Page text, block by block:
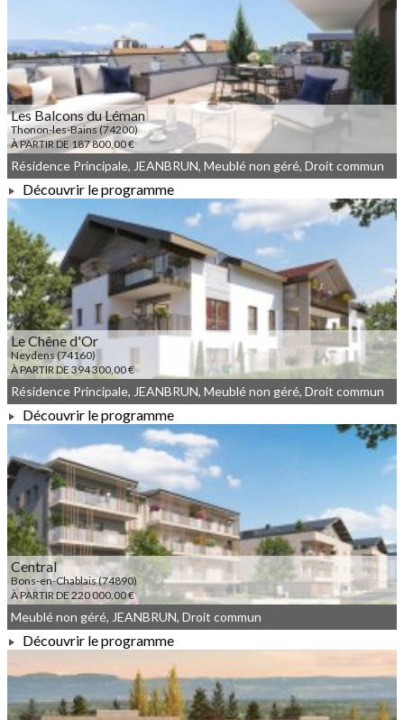
À PARTIR DE 251 000,00 €
Les Balcons du Léman
Thonon-les-Bains (74200)
À PARTIR DE 187 800,00 €
À PARTIR DE 187 800,00 €
Résidence Principale, JEANBRUN, Meublé non géré, Droit commun
Découvrir le programme
Le Chêne d'Or
Neydens (74160)
À PARTIR DE 394 300,00 €
À PARTIR DE 394 300,00 €
Résidence Principale, JEANBRUN, Meublé non géré, Droit commun
Découvrir le programme
Central
Bons-en-Chablais (74890)
À PARTIR DE 220 000,00 €
À PARTIR DE 220 000,00 €
Meublé non géré, JEANBRUN, Droit commun
Découvrir le programme